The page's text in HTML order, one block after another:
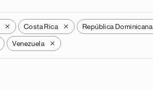
X Costa Rica X República Dominicana
Venezuela X